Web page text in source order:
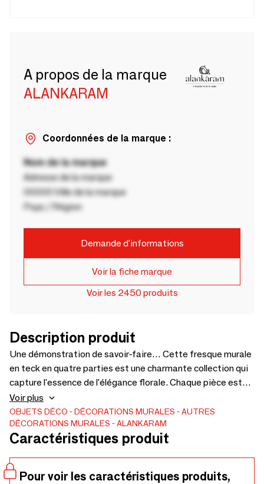
A propos de la marque
ALANKARAM
Coordonnées de la marque :
Nom de la marque
Adresse de la marque
00000 Ville de la marque
Pays / Région
Demande d'informations
Voir la fiche marque
Voir les 2450 produits
Description produit
Une démonstration de savoir-faire… Cette fresque murale
en teck en quatre parties est une charmante collection qui
capture l'essence de l'élégance florale. Chaque pièce est
une représentation stylisée d'une fleur, sculptée avec le plus
grand soin pour mettre en valeur la beauté naturelle et le
grain du teck. Les différentes tailles des fleurs permettent
une composition dynamique et organique sur le mur, créant
dans un espace intérieur. - A - 800 x 800 x 60 B - 500 x 500
x 30 C - 360 x 360 x 30
Voir plus
OBJETS DÉCO DÉCORATIONS MURALES
AUTRES
DÉCORATIONS MURALES
ALANKARAM
Caractéristiques produit
Pour voir les caractéristiques produits,